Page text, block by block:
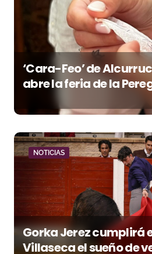
‘Cara-Feo’ de
abre la feria de la
NOTICIAS
Gorka Jerez cumplirá
Villaseca el sueño de